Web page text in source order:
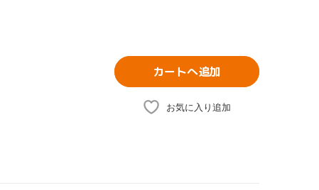
カートへ追加
お気に入り追加